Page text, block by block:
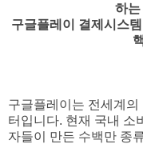
하는
구글플레이 결제시스
구글플레이는 전세계
터입니다. 현재 국내 소
자들이 만든 수백만 종